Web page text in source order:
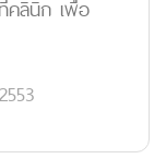
คลินิก เพื่อ